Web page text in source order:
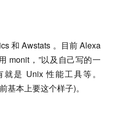
和 Awstats 。目前 Alexa
monit，”以及自己写的一
是 Unix 性能工具等。
基本上要这个样子)。